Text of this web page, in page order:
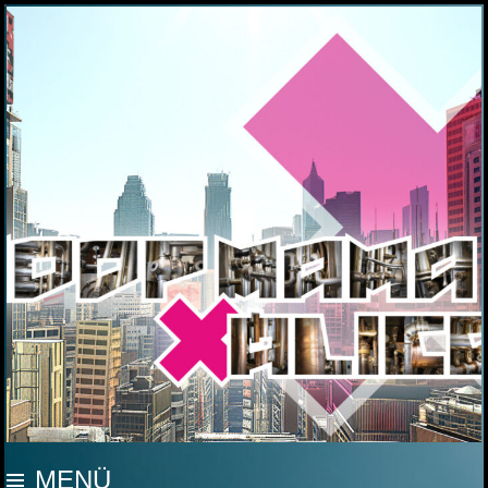
MOOP MAMA
MENÜ